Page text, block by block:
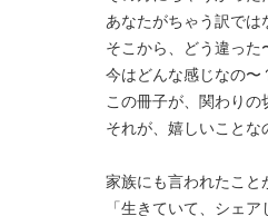
あなたがちゃう訳では
そこから、どう違った
今はどんな感じなの〜
この冊子が、関わりの
それが、嬉しいこと
家族にも言われたこと
「生きていて、シェ